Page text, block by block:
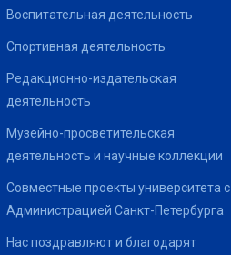
Воспитательная деятельность
Спортивная деятельность
Редакционно-издательская
деятельность
Музейно-просветительская
деятельность и научные коллекции
Совместные проекты университета с
Администрацией Санкт-Петербурга
Нас поздравляют и благодарят